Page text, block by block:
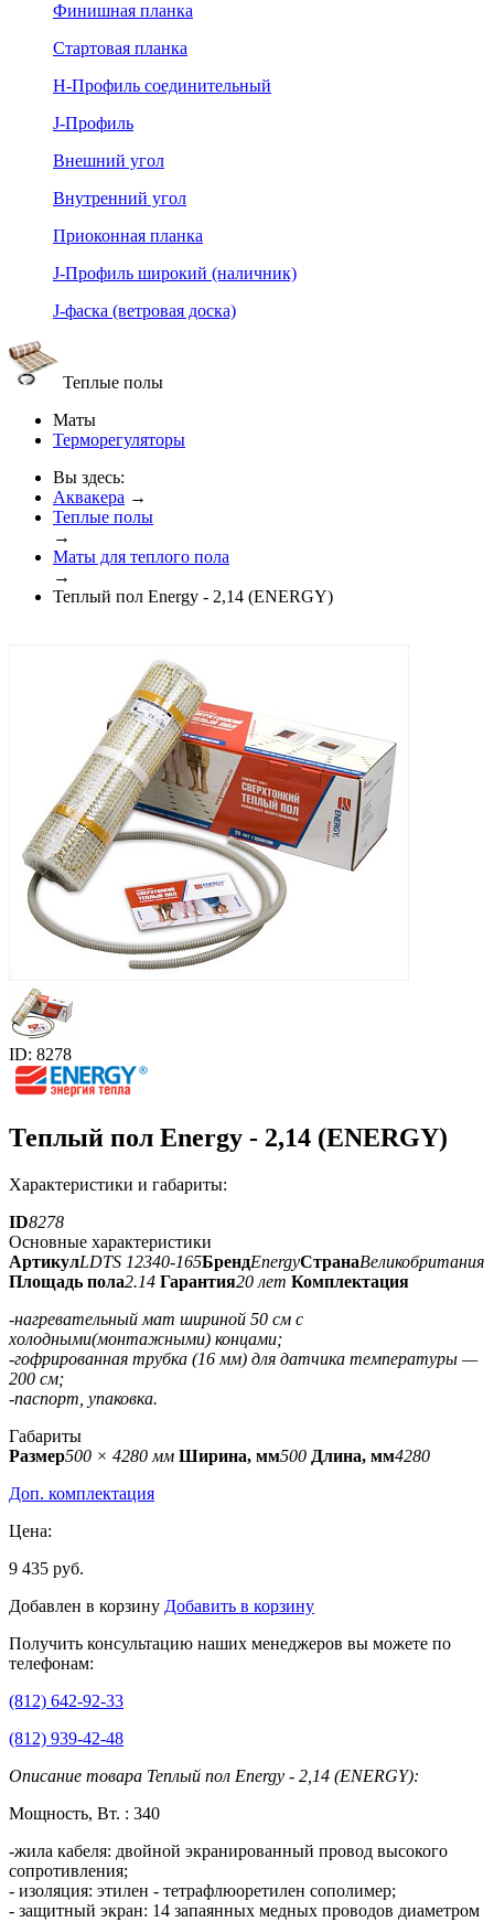
Финишная планка
Стартовая планка
Н-Профиль соединительный
J-Профиль
Внешний угол
Внутренний угол
Приоконная планка
J-Профиль широкий (наличник)
J-фаска (ветровая доска)
Теплые полы
Маты
Терморегуляторы
Вы здесь:
Аквакера →
Теплые полы
→
Маты для теплого пола
→
Теплый пол Energy - 2,14 (ENERGY)
ID: 8278
Теплый пол Energy - 2,14 (ENERGY)
Характеристики и габариты:
ID8278
Основные характеристики
АртикулLDTS 12340-165БрендEnergyСтранаВеликобритания
Площадь пола2.14 Гарантия20 лет Комплектация
-нагревательный мат шириной 50 см с
холодными(монтажными) концами;
-гофрированная трубка (16 мм) для датчика температуры —
200 см;
-паспорт, упаковка.
Габариты
Размер500 × 4280 мм Ширина, мм500 Длина, мм4280
Доп. комплектация
Цена:
9 435 руб.
Добавлен в корзину Добавить в корзину
Получить консультацию наших менеджеров вы можете по
телефонам:
(812) 642-92-33
(812) 939-42-48
Описание товара Теплый пол Energy - 2,14 (ENERGY):
Мощность, Вт. : 340
-жила кабеля: двойной экранированный провод высокого
сопротивления;
- изоляция: этилен - тетрафлюоретилен сополимер;
- защитный экран: 14 запаянных медных проводов диаметром